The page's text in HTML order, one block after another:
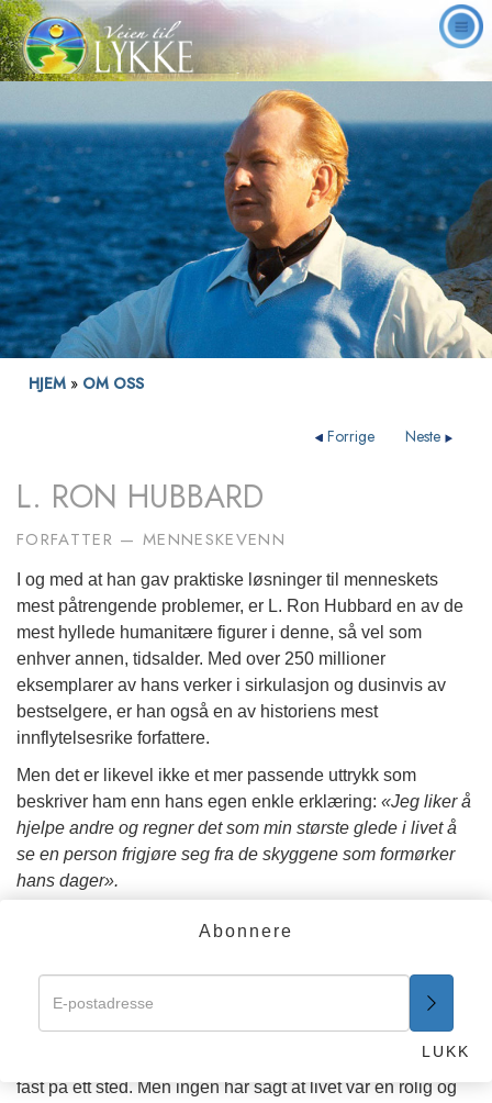
HJEM » OM OSS
Neste
Forrige
L. RON HUBBARD
FORFATTER — MENNESKEVENN
I og med at han gav praktiske løsninger til menneskets
mest påtrengende problemer, er L. Ron Hubbard en av de
mest hyllede humanitære figurer i denne, så vel som
enhver annen, tidsalder. Med over 250 millioner
eksemplarer av hans verker i sirkulasjon og dusinvis av
bestselgere, er han også en av historiens mest
innflytelsesrike forfattere.
Men det er likevel ikke et mer passende uttrykk som
beskriver ham enn hans egen enkle erklæring: «Jeg liker å
hjelpe andre og regner det som min største glede i livet å
se en person frigjøre seg fra de skyggene som formørker
hans dager».
samfunnsbedring i over ett hundre nasjoner.
Som han sier iVeien til lykke
, «Man kan noen ganger føle
seg som et virvlende løvblad som blåser nedover en
skitten gate, man kan føle seg som et sandkorn som sitter
fast på ett sted. Men ingen har sagt at livet var en rolig og
Abonnere
LUKK